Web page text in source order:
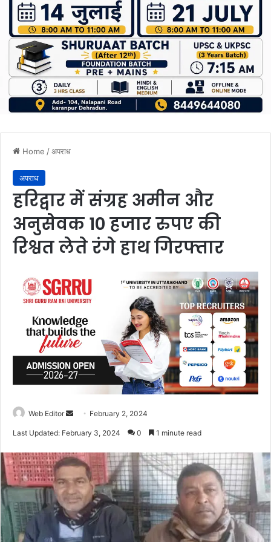
Home /अपराध
अपराध
हरिद्वार में संग्रह अमीन और
अनुसेवक 10 हजार रुपए की
रिश्वत लेते रंगे हाथ गिरफ्तार
Web Editor
d
n
e
m
a
February 2, 2024
Last Updated: February 3, 2024 0 1 minute read